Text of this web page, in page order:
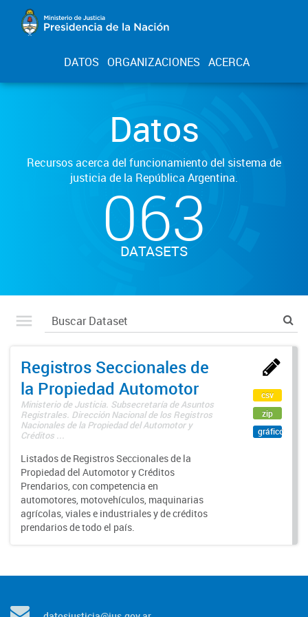
DATOS ORGANIZACIONES ACERCA
Datos
Recursos acerca del funcionamiento del sistema de
justicia de la República Argentina.
063
DATASETS
Registros Seccionales de
la Propiedad Automotor
Ministerio de Justicia. Subsecretaría de Asuntos
Registrales. Dirección Nacional de los Registros
Nacionales de la Propiedad del Automotor y
Créditos ...
Listados de Registros Seccionales de la
Propiedad del Automotor y Créditos
Prendarios, con competencia en
automotores, motovehículos, maquinarias
agrícolas, viales e industriales y de créditos
prendarios de todo el país.
csv
zip
gráfico